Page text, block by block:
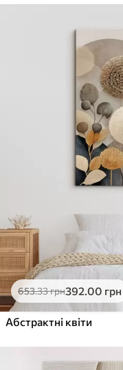
Поверхня з
Екологічний
653.33грн392.00 грн
Абстрактні квіти